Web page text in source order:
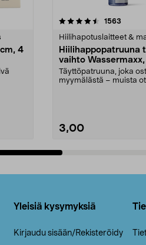
4
1563
Hiilihapotuslaitteet &
Hiilihappopatruuna
vaihto
Täyttöpatruuna, joka
myymälästä – muista
3,00
4.5viidestä
Yleisiä kysymyksiä
Kirjaudu sisään/Rekisteröidy